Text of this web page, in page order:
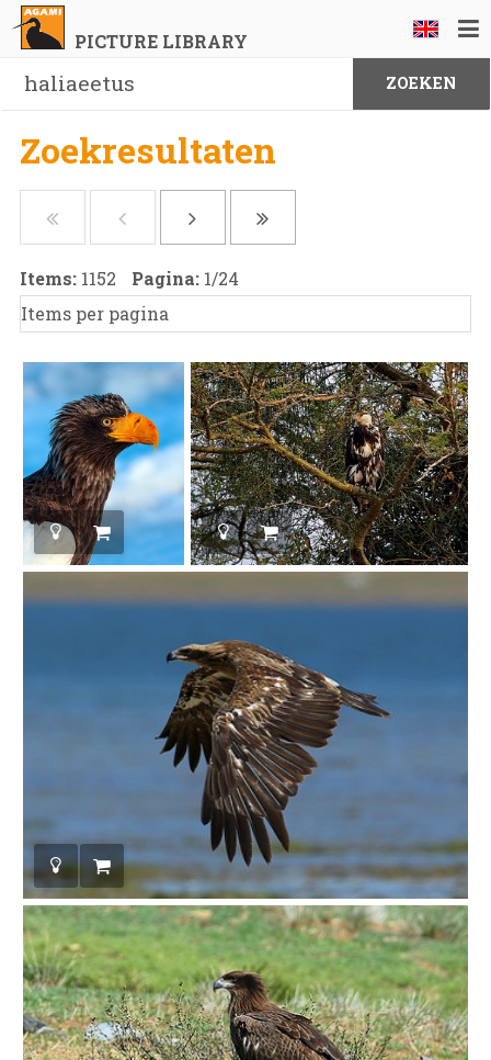
PICTURE LIBRARY
Zoekresultaten
Items: 1152 Pagina: 1/24